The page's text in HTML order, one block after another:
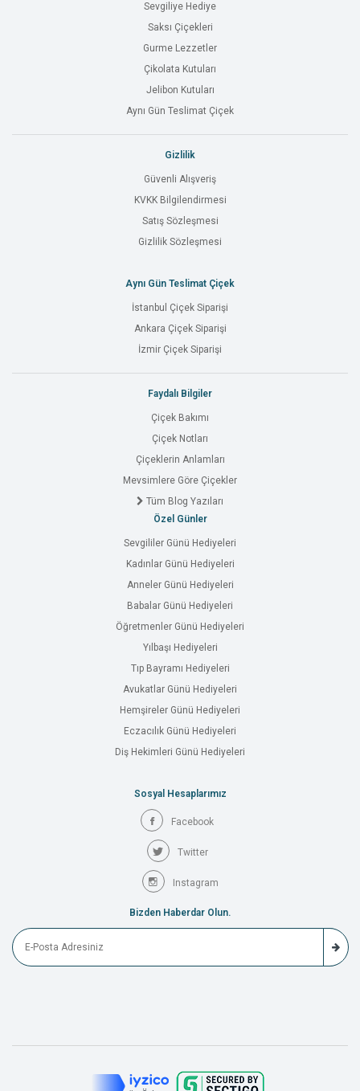
Sevgiliye Hediye
Saksı Çiçekleri
Gurme Lezzetler
Çikolata Kutuları
Jelibon Kutuları
Aynı Gün Teslimat Çiçek
Gizlilik
Güvenli Alışveriş
KVKK Bilgilendirmesi
Satış Sözleşmesi
Gizlilik Sözleşmesi
Aynı Gün Teslimat Çiçek
İstanbul Çiçek Siparişi
Ankara Çiçek Siparişi
İzmir Çiçek Siparişi
Faydalı Bilgiler
Çiçek Bakımı
Çiçek Notları
Çiçeklerin Anlamları
Mevsimlere Göre Çiçekler
Tüm Blog Yazıları
Özel Günler
Sevgililer Günü Hediyeleri
Kadınlar Günü Hediyeleri
Anneler Günü Hediyeleri
Babalar Günü Hediyeleri
Öğretmenler Günü Hediyeleri
Yılbaşı Hediyeleri
Tıp Bayramı Hediyeleri
Avukatlar Günü Hediyeleri
Hemşireler Günü Hediyeleri
Eczacılık Günü Hediyeleri
Diş Hekimleri Günü Hediyeleri
Sosyal Hesaplarımız
Facebook
Twitter
Instagram
Bizden Haberdar Olun.